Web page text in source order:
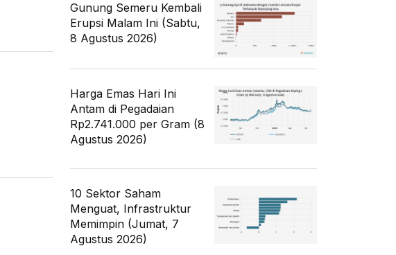
Gunung Semeru Kembali
Erupsi Malam Ini (Sabtu,
8 Agustus 2026)
Harga Emas Hari Ini
Antam di Pegadaian
Rp2.741.000 per Gram (8
Agustus 2026)
10 Sektor Saham
Menguat, Infrastruktur
Memimpin (Jumat, 7
Agustus 2026)